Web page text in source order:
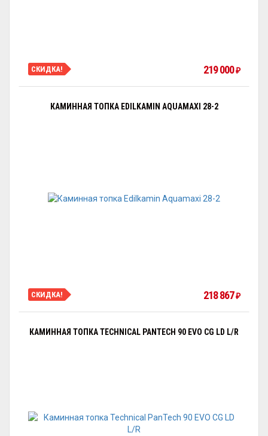
СКИДКА! 219 000₽
КАМИННАЯ ТОПКА EDILKAMIN AQUAMAXI 28-2
СКИДКА! 218 867₽
КАМИННАЯ ТОПКА TECHNICAL PANTECH 90 EVO CG LD L/R